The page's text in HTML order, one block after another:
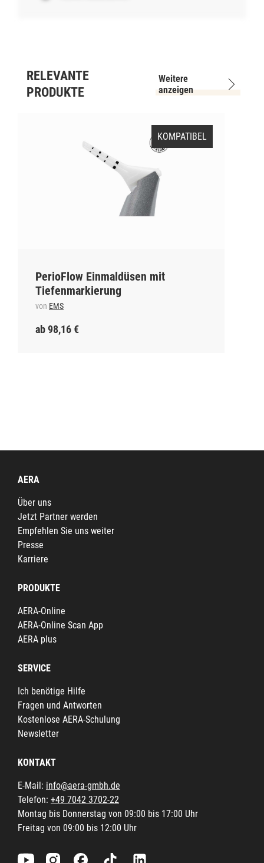
RELEVANTE
PRODUKTE
Weitere
anzeigen
KOMPATIBEL
PerioFlow Einmaldüsen mit
Tiefenmarkierung
von EMS
ab 98,16 €
AERA
Über uns
Jetzt Partner werden
Empfehlen Sie uns weiter
Presse
Karriere
PRODUKTE
AERA-Online
AERA-Online Scan App
AERA plus
SERVICE
Ich benötige Hilfe
Fragen und Antworten
Kostenlose AERA-Schulung
Newsletter
KONTAKT
E-Mail: info@aera-gmbh.de
Telefon: +49 7042 3702-22
Montag bis Donnerstag von 09:00 bis 17:00 Uhr
Freitag von 09:00 bis 12:00 Uhr